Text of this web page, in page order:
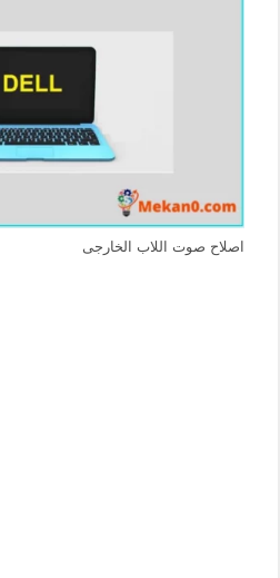
اصلاح صوت اللاب الخارجى